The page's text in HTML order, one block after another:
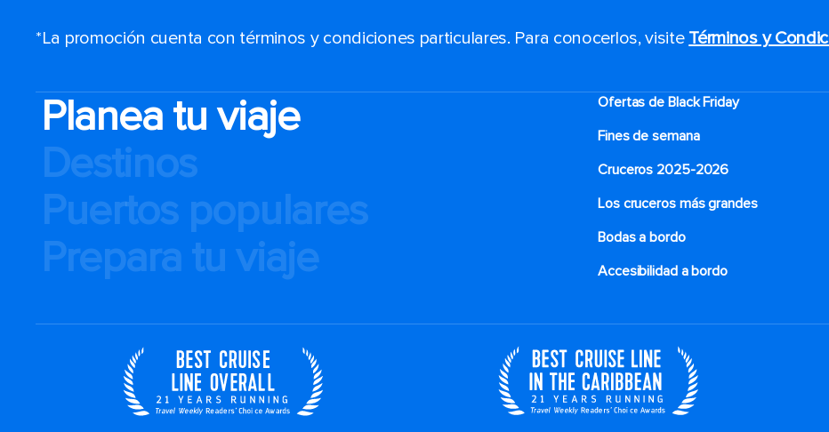
*La promoción cuenta con términos y condiciones particulares. Para conocerlos, visite Términos y
Planea tu viaje
Destinos
Puertos populares
Prepara tu viaje
Ofertas de Black Friday
Fines de semana
Cruceros 2025-2026
Los cruceros más grandes
Bodas a bordo
Accesibilidad a bordo